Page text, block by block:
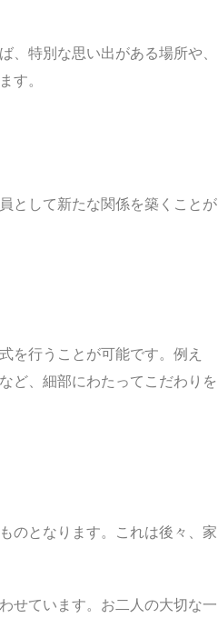
特別な思い出がある場所や、
す。
として新たな関係を築くことが
を行うことが可能です。例え
ど、細部にわたってこだわりを
のとなります。これは後々、家
せています。お二人の大切な一